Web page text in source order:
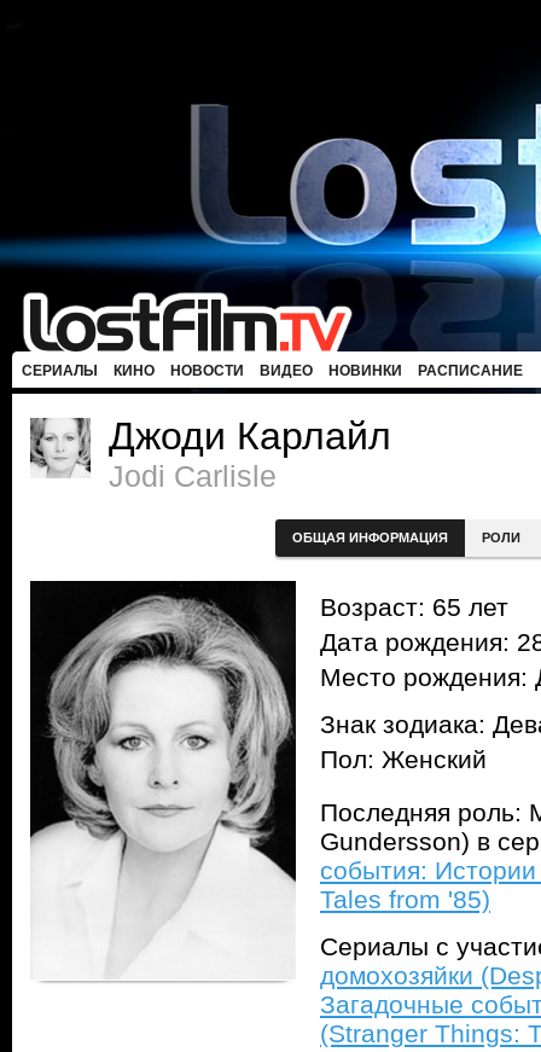
СЕРИАЛЫ КИНО НОВОСТИ ВИДЕО НОВИНКИ РАСПИСАНИЕ
Джоди Карлайл
Jodi Carlisle
ОБЩАЯ ИНФОРМАЦИЯ РОЛИ
Возраст: 65 лет
Дата рождения:
Место
Знак зодиака:
Пол: Женский
Последняя роль:
Gundersson) в
события:
Tales from '85)
Сериалы с
домохозяйки
Загадочные
(Stranger Things: